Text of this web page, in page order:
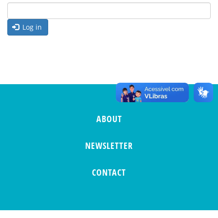
Log in
ABOUT
NEWSLETTER
CONTACT